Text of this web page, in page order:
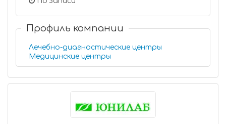
Профиль компании
Лечебно-диагностические центры
Медицинские центры